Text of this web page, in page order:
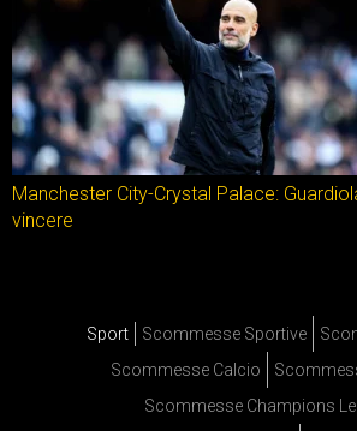
Manchester City-Crystal Palace:
vincere
Sport Scommesse Sportive
Scommesse Calcio
Scommesse Champions